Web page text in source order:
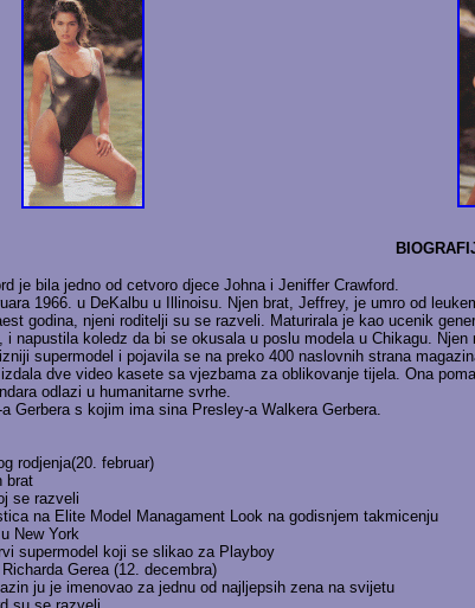
je bila jedno od cetvoro djece Johna i Jeniffer Crawford.
1966. u DeKalbu u Illinoisu. Njen brat, Jeffrey, je umro od
godina, njeni roditelji su se razveli. Maturirala je kao ucenik
i napustila koledz da bi se okusala u poslu modela u Chikagu. Njen
supermodel i pojavila se na preko 400 naslovnih strana
dve video kasete sa vjezbama za oblikovanje tijela. Ona
odlazi u humanitarne svrhe.
Gerbera s kojim ima sina Presley-a Walkera Gerbera.
rodjenja(20. februar)
brat
se razveli
na Elite Model Managament Look na godisnjem takmicenju
New York
supermodel koji se slikao za Playboy
Gerea (12. decembra)
ju je imenovao za jednu od najljepsih zena na svijetu